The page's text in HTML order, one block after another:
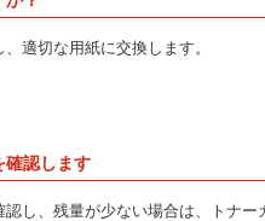
適切な用紙に交換します。
確認します
し、残量が少ない場合は、トナー